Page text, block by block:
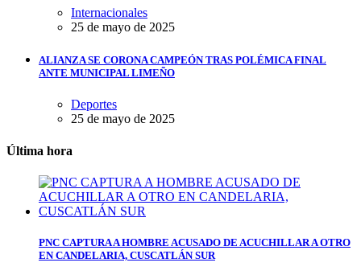
Internacionales
25 de mayo de 2025
ALIANZA SE CORONA CAMPEÓN TRAS POLÉMICA FINAL
ANTE MUNICIPAL LIMEÑO
Deportes
25 de mayo de 2025
Última hora
PNC CAPTURA A HOMBRE ACUSADO DE ACUCHILLAR A OTRO
EN CANDELARIA, CUSCATLÁN SUR